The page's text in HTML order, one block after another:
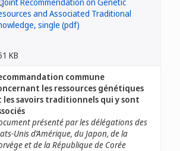
KB
commune
les ressources génétiques
les savoirs traditionnels qui y sont
présenté par les délégations des
Unis d’Amérique, du Japon, de la
et de la République de Corée